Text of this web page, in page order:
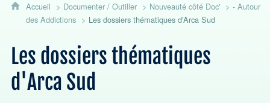
Accueil Documenter / Outiller Nouveauté côté Doc'
- Autour
des Addictions
Les dossiers thématiques d'Arca Sud
Les dossiers thématiques
d'Arca Sud